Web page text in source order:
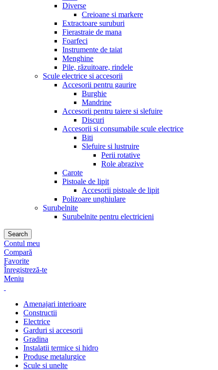
Diverse
Creioane si markere
Extractoare suruburi
Fierastraie de mana
Foarfeci
Instrumente de taiat
Menghine
Pile, răzuitoare, rindele
Scule electrice si accesorii
Accesorii pentru gaurire
Burghie
Mandrine
Accesorii pentru taiere si slefuire
Discuri
Accesorii si consumabile scule electrice
Biti
Slefuire si lustruire
Perii rotative
Role abrazive
Carote
Pistoale de lipit
Accesorii pistoale de lipit
Polizoare unghiulare
Surubelnite
Surubelnite pentru electricieni
Search
Contul meu
Compară
Favorite
Înregistreză-te
Meniu
Amenajari interioare
Constructii
Electrice
Garduri si accesorii
Gradina
Instalatii termice si hidro
Produse metalurgice
Scule si unelte